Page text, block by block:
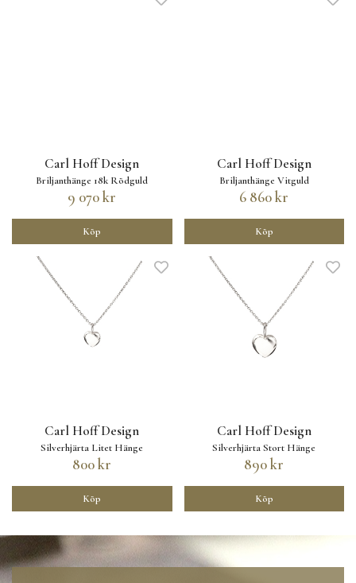
Carl Hoff Design
Briljanthänge 18k Rödguld
9 070 kr
Köp
Carl Hoff Design
Briljanthänge Vitguld
6 860 kr
Köp
Carl Hoff Design
Silverhjärta Litet Hänge
800 kr
Köp
Carl Hoff Design
Silverhjärta Stort Hänge
890 kr
Köp